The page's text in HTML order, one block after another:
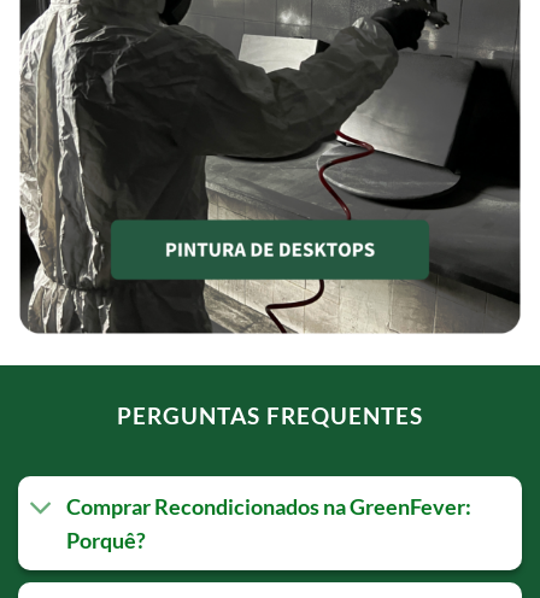
PERGUNTAS FREQUENTES
Comprar Recondicionados na GreenFever:
Porquê?